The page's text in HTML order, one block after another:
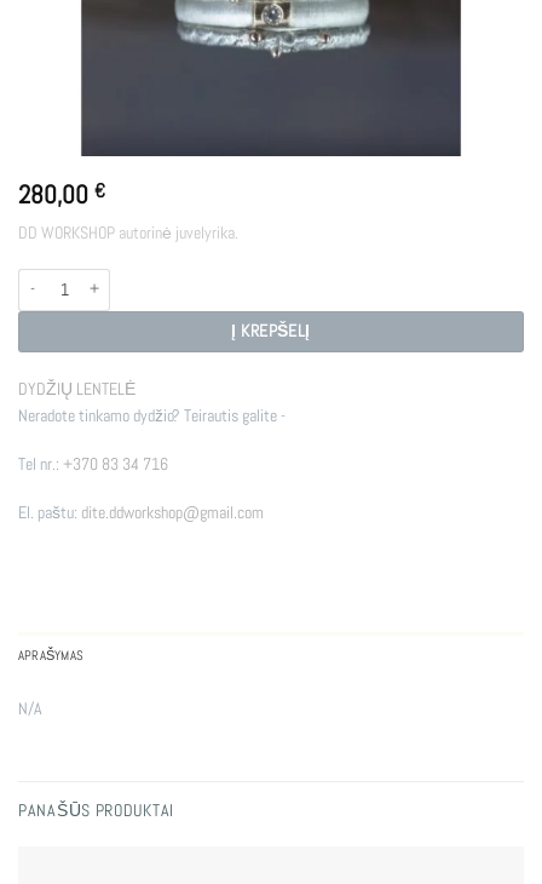
280,00 €
DD WORKSHOP autorinė juvelyrika.
produkto kiekis: MOSS
Į KREPŠELĮ
DYDŽIŲ LENTELĖ
Neradote tinkamo dydžio? Teirautis galite -
Tel nr.: +370 83 34 716
El. paštu: dite.ddworkshop@gmail.com
APRAŠYMAS
N/A
PANAŠŪS PRODUKTAI